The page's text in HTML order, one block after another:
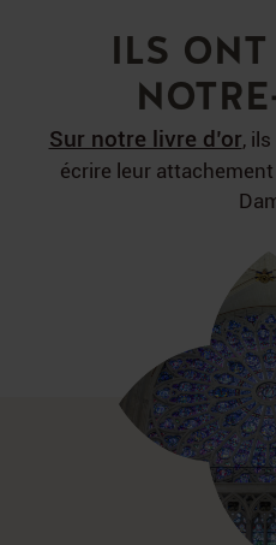
ILS ONT
Sur notre livre d’or,
écrire leur